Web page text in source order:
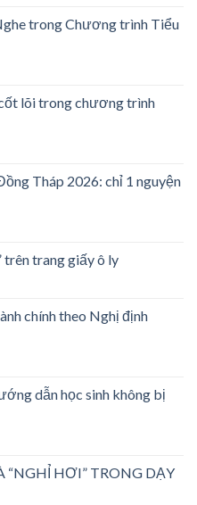
trong Chương trình Tiểu
lõi trong chương trình
Tháp 2026: chỉ 1 nguyện
trên trang giấy ô ly
chính theo Nghị định
dẫn học sinh không bị
HƠI” TRONG DẠY